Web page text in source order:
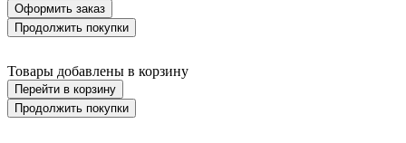
Оформить заказ
Продолжить покупки
Товары добавлены в корзину
Перейти в корзину
Продолжить покупки